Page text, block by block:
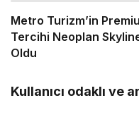
Metro Turizm’in
Tercihi Neoplan
Oldu
Kullanıcı odaklı ve